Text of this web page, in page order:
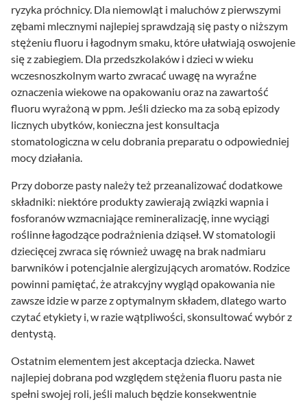
ryzyka próchnicy. Dla niemowląt i maluchów z pierwszymi
zębami mlecznymi najlepiej sprawdzają się pasty o niższym
stężeniu fluoru i łagodnym smaku, które ułatwiają oswojenie
się z zabiegiem. Dla przedszkolaków i dzieci w wieku
wczesnoszkolnym warto zwracać uwagę na wyraźne
oznaczenia wiekowe na opakowaniu oraz na zawartość
fluoru wyrażoną w ppm. Jeśli dziecko ma za sobą epizody
licznych ubytków, konieczna jest konsultacja
stomatologiczna w celu dobrania preparatu o odpowiedniej
mocy działania.
Przy doborze pasty należy też przeanalizować dodatkowe
składniki: niektóre produkty zawierają związki wapnia i
fosforanów wzmacniające remineralizację, inne wyciągi
roślinne łagodzące podrażnienia dziąseł. W stomatologii
dziecięcej zwraca się również uwagę na brak nadmiaru
barwników i potencjalnie alergizujących aromatów. Rodzice
powinni pamiętać, że atrakcyjny wygląd opakowania nie
zawsze idzie w parze z optymalnym składem, dlatego warto
czytać etykiety i, w razie wątpliwości, skonsultować wybór z
dentystą.
Ostatnim elementem jest akceptacja dziecka. Nawet
najlepiej dobrana pod względem stężenia fluoru pasta nie
spełni swojej roli, jeśli maluch będzie konsekwentnie